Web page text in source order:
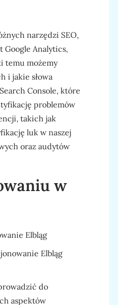
narzędzi SEO,
Google Analytics,
temu możemy
i jakie słowa
Console, które
problemów
takich jak
luk w naszej
oraz audytów
w
Elbląg
do
aspektów